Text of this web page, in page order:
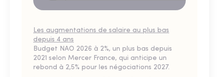
Les augmentations de salaire au plus bas
depuis 4 ans
Budget NAO 2026 à 2%, un plus bas depuis
2021 selon Mercer France, qui anticipe un
rebond à 2,5% pour les négociations 2027.